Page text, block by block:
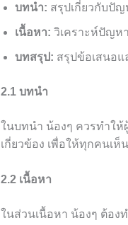
บทนำ: สรุปเกี่ยวกับปัญ
เนื้อหา: วิเคราะห์ปัญห
บทสรุป: สรุปข้อเสนอแ
2.1 บทนำ
ในบทนำ น้องๆ ควรทำให้
เกี่ยวข้อง เพื่อให้ทุกคนเ
2.2 เนื้อหา
ในส่วนเนื้อหา น้องๆ ต้อง